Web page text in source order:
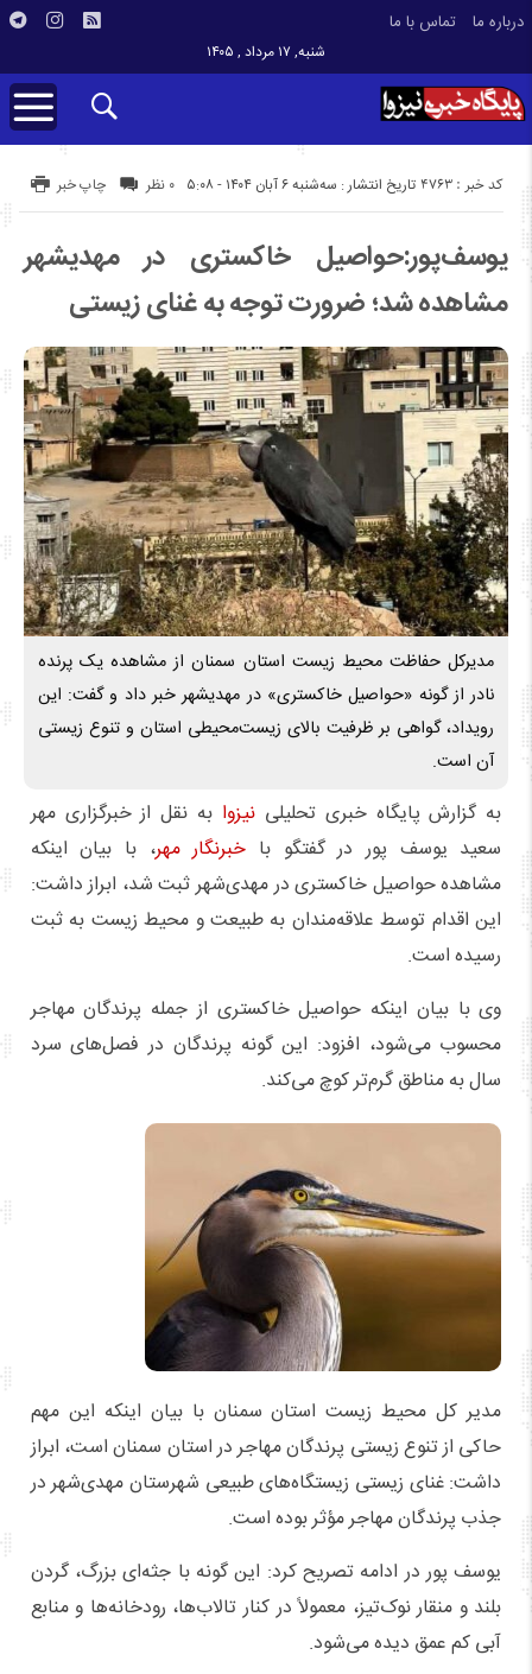
درباره ما تماس با ما
شنبه, ۱۷ مرداد , ۱۴۰۵
تاریخ انتشار : سه‌شنبه ۶ آبان ۱۴۰۴ - ۵:۰۸ کد خبر : 4763 چاپ خبر ۰ نظر
یوسف‌پور:حواصیل خاکستری در مهدیشهر
مشاهده شد؛ ضرورت توجه به غنای زیستی
مدیرکل حفاظت محیط زیست استان سمنان از مشاهده یک پرنده
نادر از گونه «حواصیل خاکستری» در مهدیشهر خبر داد و گفت: این
رویداد، گواهی بر ظرفیت بالای زیست‌محیطی استان و تنوع زیستی
آن است.
به گزارش پایگاه خبری تحلیلی نیزوا به نقل از خبرگزاری مهر
سعید یوسف پور در گفتگو با خبرنگار مهر، با بیان اینکه
مشاهده حواصیل خاکستری در مهدی‌شهر ثبت شد، ابراز داشت:
این اقدام توسط علاقه‌مندان به طبیعت و محیط زیست به ثبت
رسیده است.
وی با بیان اینکه حواصیل خاکستری از جمله پرندگان مهاجر
محسوب می‌شود، افزود: این گونه پرندگان در فصل‌های سرد
سال به مناطق گرم‌تر کوچ می‌کند.
مدیر کل محیط زیست استان سمنان با بیان اینکه این مهم
حاکی از تنوع زیستی پرندگان مهاجر در استان سمنان است، ابراز
داشت: غنای زیستی زیستگاه‌های طبیعی شهرستان مهدی‌شهر در
جذب پرندگان مهاجر مؤثر بوده است.
یوسف پور در ادامه تصریح کرد: این گونه با جثه‌ای بزرگ، گردن
بلند و منقار نوک‌تیز، معمولاً در کنار تالاب‌ها، رودخانه‌ها و منابع
آبی کم عمق دیده می‌شود.